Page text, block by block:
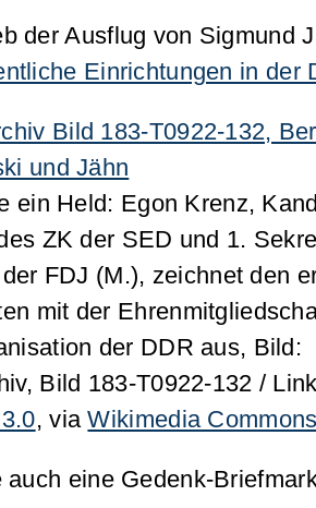
der Ausflug von Sigmund
Einrichtungen in der
ein Held: Egon Krenz,
ZK der SED und 1.
FDJ (M.), zeichnet den
mit der
der DDR aus, Bild:
Bild 183-T0922-132 /
, viaWikimedia
auch eine Gedenk-